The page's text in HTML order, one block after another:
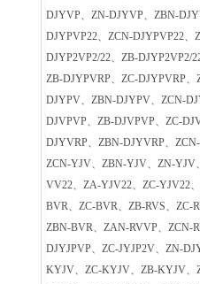
DJYVP、ZN-DJYVP、ZBN-
DJYPVP22、ZCN-DJYPVP22、
DJYP2VP2/22、ZB-DJYP2VP2/
ZB-DJYPVRP、ZC-DJYPVRP
DJYPV、ZBN-DJYPV、ZCN-
DJVPVP、ZB-DJVPVP、ZC-
DJYVRP、ZBN-DJYVRP、
ZCN-YJV、ZBN-YJV、ZN-
VV22、ZA-YJV22、ZC-YJV22
BVR、ZC-BVR、ZB-RVS、ZC-
ZBN-BVR、ZAN-RVVP、ZCN-
DJYJPVP、ZC-JYJP2V、ZN-
KYJV、ZC-KYJV、ZB-KYJV